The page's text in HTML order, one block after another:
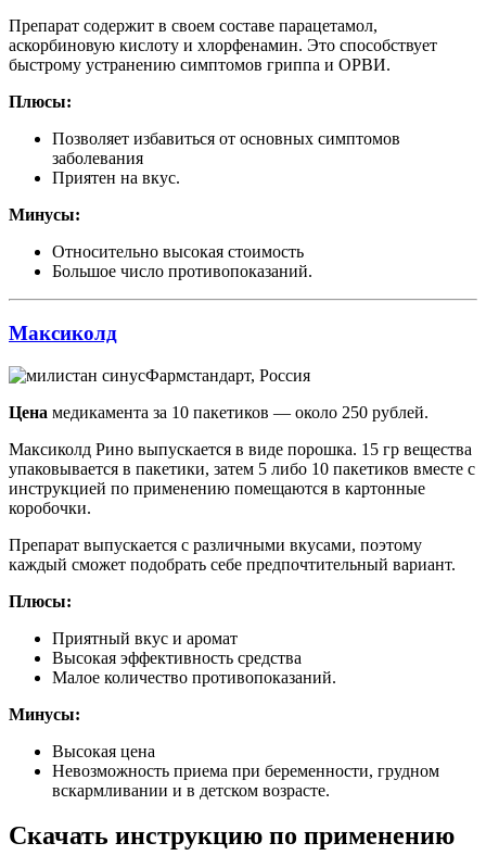
Препарат содержит в своем составе парацетамол,
аскорбиновую кислоту и хлорфенамин. Это способствует
быстрому устранению симптомов гриппа и ОРВИ.
Плюсы:
Позволяет избавиться от основных симптомов
заболевания
Приятен на вкус.
Минусы:
Относительно высокая стоимость
Большое число противопоказаний.
Максиколд
Фармстандарт, Россия
Цена медикамента за 10 пакетиков — около 250 рублей.
Максиколд Рино выпускается в виде порошка. 15 гр вещества
упаковывается в пакетики, затем 5 либо 10 пакетиков вместе с
инструкцией по применению помещаются в картонные
коробочки.
Препарат выпускается с различными вкусами, поэтому
каждый сможет подобрать себе предпочтительный вариант.
Плюсы:
Приятный вкус и аромат
Высокая эффективность средства
Малое количество противопоказаний.
Минусы:
Высокая цена
Невозможность приема при беременности, грудном
вскармливании и в детском возрасте.
Скачать инструкцию по применению